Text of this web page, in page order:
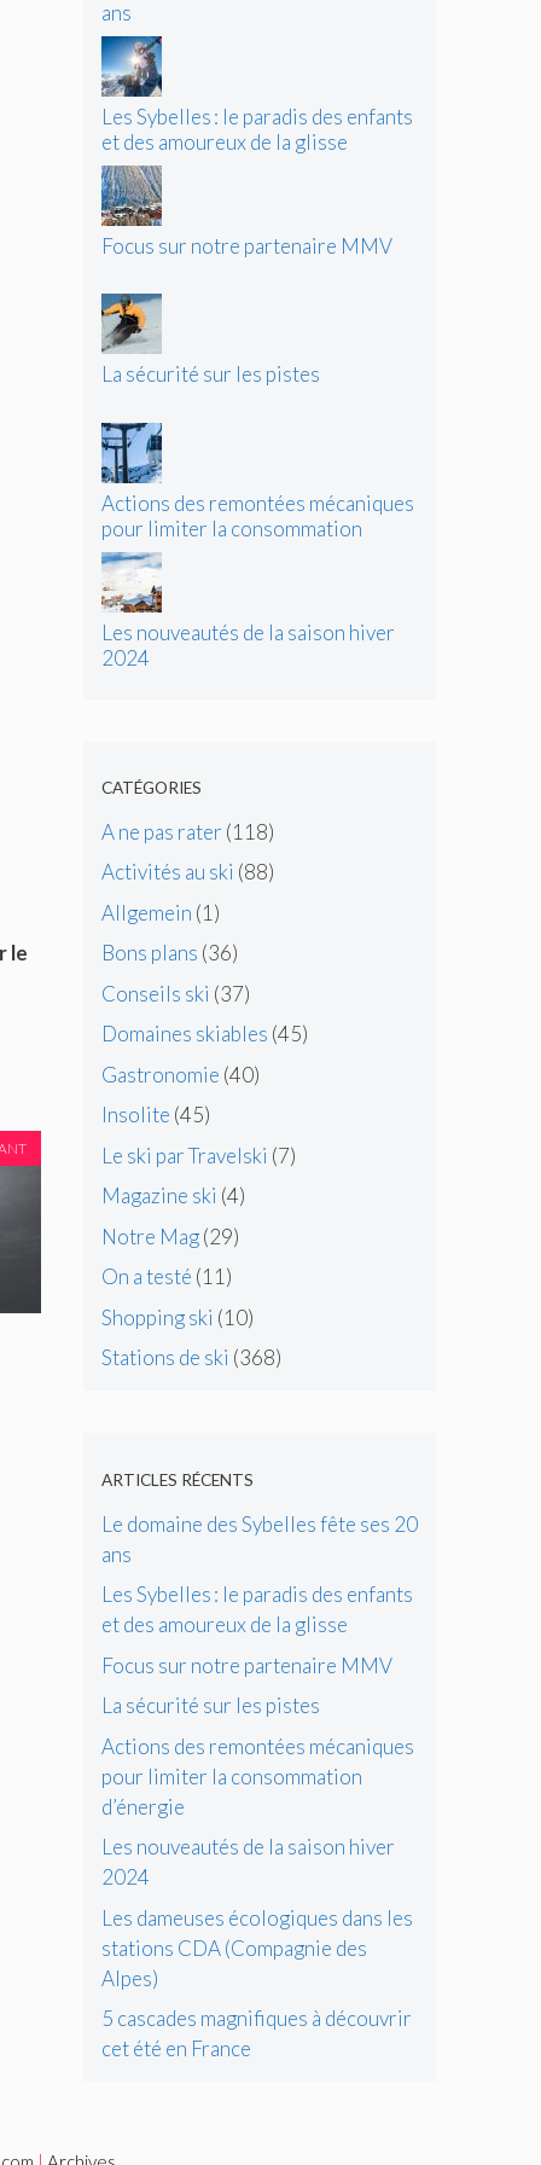
le
ans
Les Sybelles : le paradis des enfants
et des amoureux de la glisse
Focus sur notre partenaire MMV
La sécurité sur les pistes
Actions des remontées mécaniques
pour limiter la consommation
d’énergie
Les nouveautés de la saison hiver
2024
CATÉGORIES
A ne pas rater (118)
Activités au ski (88)
Allgemein (1)
Bons plans (36)
Conseils ski (37)
Domaines skiables (45)
Gastronomie (40)
Insolite (45)
Le ski par Travelski (7)
Magazine ski (4)
Notre Mag(29)
On a testé (11)
Shopping ski (10)
Stations de ski (368)
ARTICLES RÉCENTS
Le domaine des Sybelles fête ses 20
ans
Les Sybelles : le paradis des enfants
et des amoureux de la glisse
Focus sur notre partenaire MMV
La sécurité sur les pistes
Actions des remontées mécaniques
pour limiter la consommation
d’énergie
Les nouveautés de la saison hiver
2024
Les dameuses écologiques dans les
stations CDA (Compagnie des
Alpes)
5 cascades magnifiques à découvrir
cet été en France